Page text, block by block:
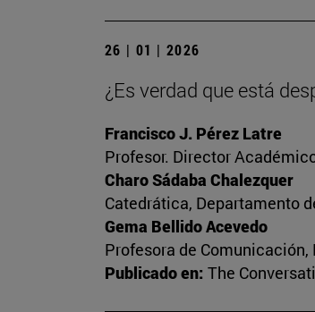
26 | 01 | 2026
¿Es verdad que está
Francisco J. Pérez Latre
Profesor. Director
Charo Sádaba Chalezquer
Catedrática, Departamento
Gema Bellido Acevedo
Profesora de
Publicado en: The